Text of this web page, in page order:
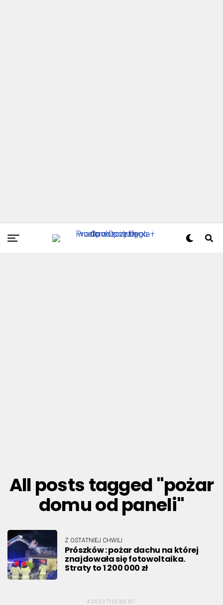
All posts tagged "pożar
domu od paneli"
Z OSTATNIEJ CHWILI
Prószków : pożar dachu na której
znajdowała się fotowoltaika.
Straty to 1 200 000 zł
ADVERTISEMENT